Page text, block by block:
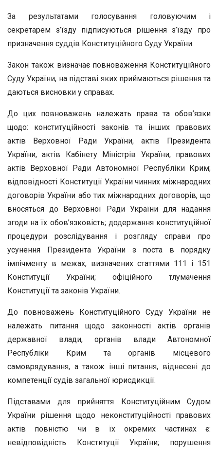
За результатами голосування головуючим і
секретарем з’їзду підписуються рішення з’їзду про
призначення суддів Конституційного Суду України.
Закон також визначає повноваження Конституційного
Суду України, на підставі яких приймаються рішення та
даються висновки у справах.
До цих повноважень належать права та обов’язки
щодо: конституційності законів та інших правових
актів Верховної Ради України, актів Президента
України, актів Кабінету Міністрів України, правових
актів Верховної Ради Автономної Республіки Крим;
відповідності Конституції України чинних міжнародних
договорів України або тих міжнародних договорів, що
вносяться до Верховної Ради України для надання
згоди на їх обов’язковість; додержання конституційної
процедури розслідування і розгляду справи про
усунення Президента України з поста в порядку
імпічменту в межах, визначених статтями 111 і 151
Конституції України; офіційного тлумачення
Конституції та законів України.
До повноважень Конституційного Суду України не
належать питання щодо законності актів органів
державної влади, органів влади Автономної
Республіки Крим та органів місцевого
самоврядування, а також інші питання, віднесені до
компетенції судів загальної юрисдикції.
Підставами для прийняття Конституційним Судом
України рішення щодо неконституційності правових
актів повністю чи в їх окремих частинах є:
невідповідність Конституції України; порушення